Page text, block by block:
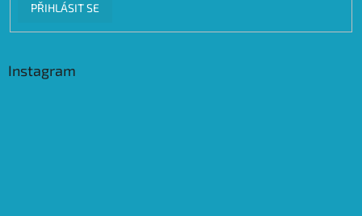
PŘIHLÁSIT SE
Instagram